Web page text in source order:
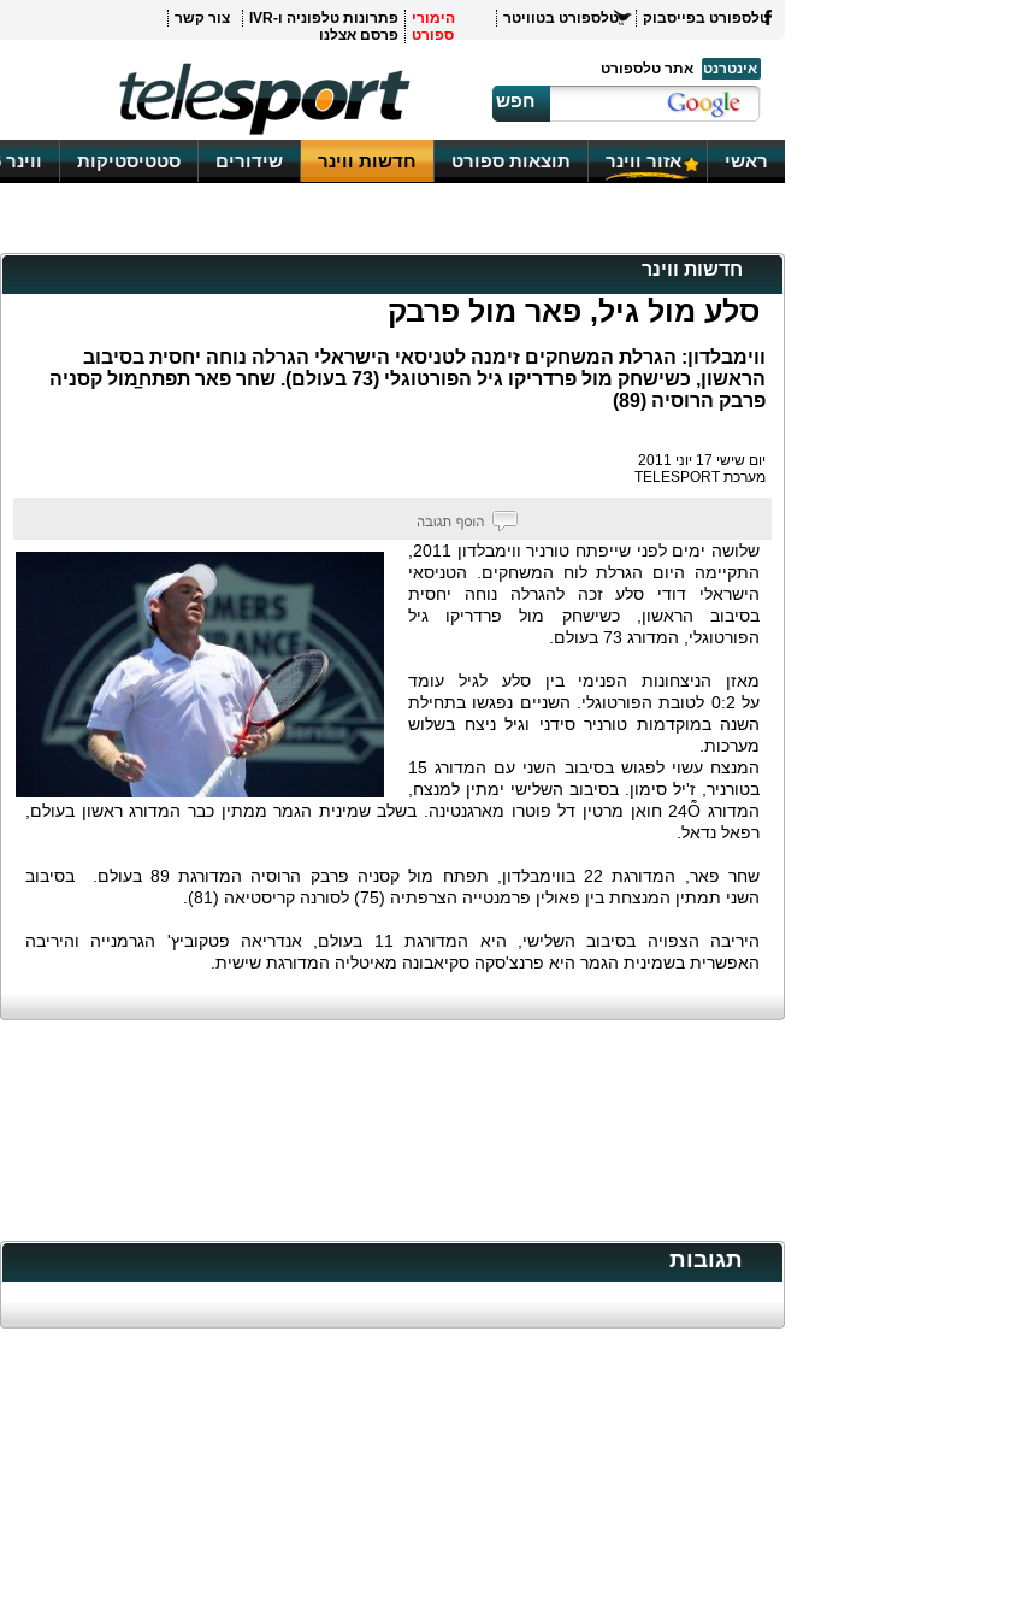
טלספורט בפייסבוק טלספורט בטוויטר
הימורי
ספורט
פתרונות טלפוניה ו-IVR
צור קשר
פרסם אצלנו
אינטרנט
אתר טלספורט
חפש
ראשי אזור ווינר תוצאות ספורט חדשות ווינר שידורים סטטיסטיקות ווינר 16
חדשות ווינר
סלע מול גיל, פאר מול פרבק
ווימבלדון: הגרלת המשחקים זימנה לטניסאי הישראלי הגרלה נוחה יחסית בסיבוב
הראשון, כשישחק מול פרדריקו גיל הפורטוגלי (73 בעולם). שחר פאר תפתח̠מול קסניה
פרבק הרוסיה (89)
יום שישי 17 יוני 2011
מערכת TELESPORT
התקיימה היום הגרלת לוח המשחקים. הטניסאי
הישראלי דודי סלע זכה להגרלה נוחה יחסית
בסיבוב הראשון, כשישחק מול פרדריקו גיל
הפורטוגלי, המדורג 73 בעולם.
מאזן הניצחונות הפנימי בין סלע לגיל עומד
על 0:2 לטובת הפורטוגלי. השניים נפגשו בתחילת
השנה במוקדמות טורניר סידני וגיל ניצח בשלוש
מערכות.
המנצח עשוי לפגוש בסיבוב השני עם המדורג 15
בטורניר, ז'יל סימון. בסיבוב השלישי ימתין למנצח,
המדורג 24Ȭ חואן מרטין דל פוטרו מארגנטינה. בשלב שמינית הגמר ממתין כבר המדורג ראשון בעולם,
רפאל נדאל.
שחר פאר, המדורגת 22 בווימבלדון, תפתח מול קסניה פרבק הרוסיה המדורגת 89 בעולם. בסיבוב
השני תמתין המנצחת בין פאולין פרמנטייה הצרפתיה (75) לסורנה קריסטיאה (81).
היריבה הצפויה בסיבוב השלישי, היא המדורגת 11 בעולם, אנדריאה פטקוביץ' הגרמנייה והיריבה
האפשרית בשמינית הגמר היא פרנצ'סקה סקיאבונה מאיטליה המדורגת שישית.
תגובות